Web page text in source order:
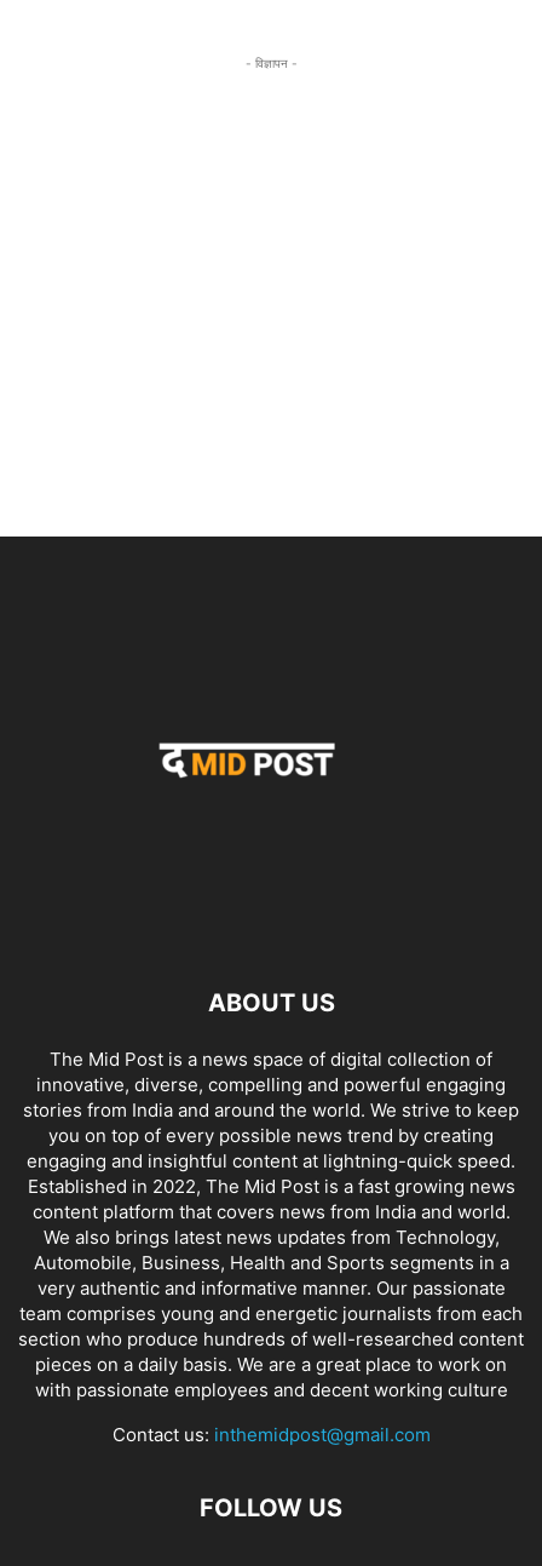
- विज्ञापन -
ABOUT US
The Mid Post is a news space of digital collection of
innovative, diverse, compelling and powerful engaging
stories from India and around the world. We strive to keep
you on top of every possible news trend by creating
engaging and insightful content at lightning-quick speed.
Established in 2022, The Mid Post is a fast growing news
content platform that covers news from India and world.
We also brings latest news updates from Technology,
Automobile, Business, Health and Sports segments in a
very authentic and informative manner. Our passionate
team comprises young and energetic journalists from each
section who produce hundreds of well-researched content
pieces on a daily basis. We are a great place to work on
with passionate employees and decent working culture
Contact us: inthemidpost@gmail.com
FOLLOW US